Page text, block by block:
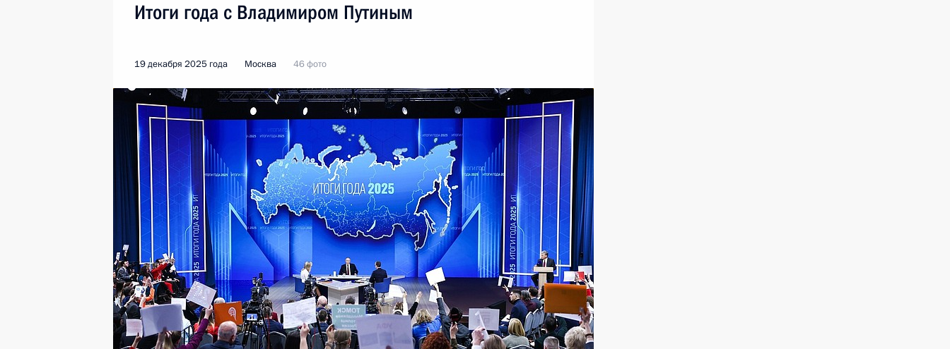
Итоги года с Владимиром Путиным
19 декабря 2025 года Москва 46 фото